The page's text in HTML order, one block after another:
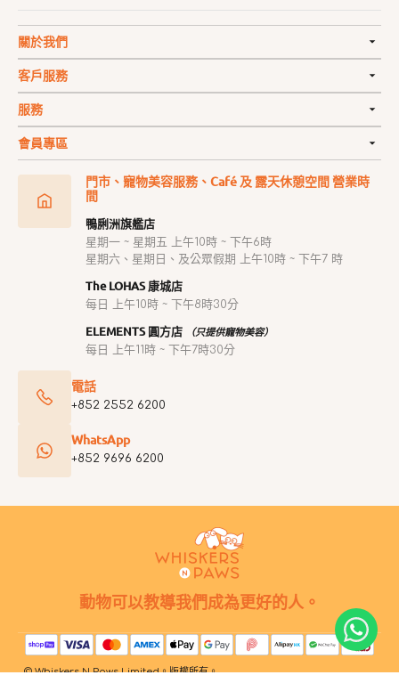
關於我們
客戶服務
服務
會員專區
門市、寵物美容服務、Café 及 露天休憩空間 營業時
間
鴨脷洲旗艦店
星期一 ~ 星期五 上午10時 ~ 下午6時
星期六、星期日、及公眾假期 上午10時 ~ 下午7 時
The LOHAS 康城店
每日 上午10時 ~ 下午8時30分
ELEMENTS 圓方店 （只提供寵物美容）
每日 上午11時 ~ 下午7時30分
電話
+852 2552 6200
WhatsApp
+852 9696 6200
動物可以教導我們成為更好的人。
© Whiskers N Paws Limited。版權所有。